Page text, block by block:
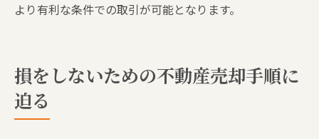
より有利な条件での取引が可能となります。
損をしないための不動産売却手順に
迫る